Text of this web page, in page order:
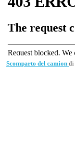
Scomparto del camion di